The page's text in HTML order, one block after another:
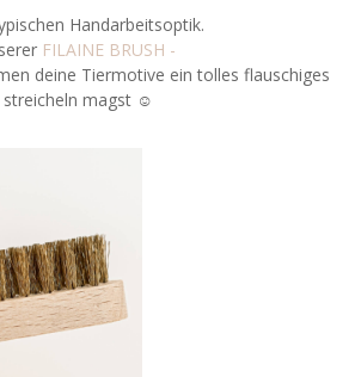
Handarbeitsoptik.
FILAINE BRUSH -
deine Tiermotive ein tolles flauschiges
streicheln magst ☺